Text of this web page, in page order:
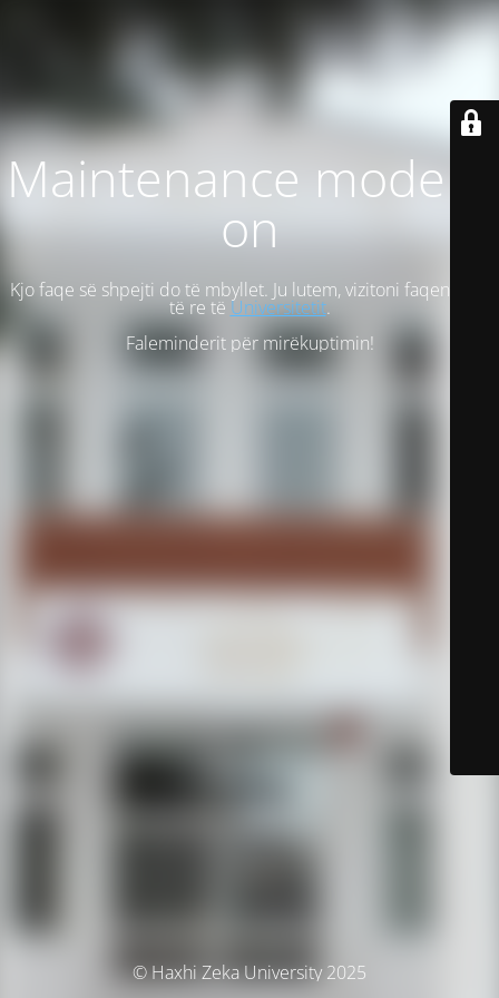
Maintenance mode is
on
Kjo faqe së shpejti do të mbyllet. Ju lutem, vizitoni faqen tonë
të re të Universitetit.
Faleminderit për mirëkuptimin!
© Haxhi Zeka University 2025